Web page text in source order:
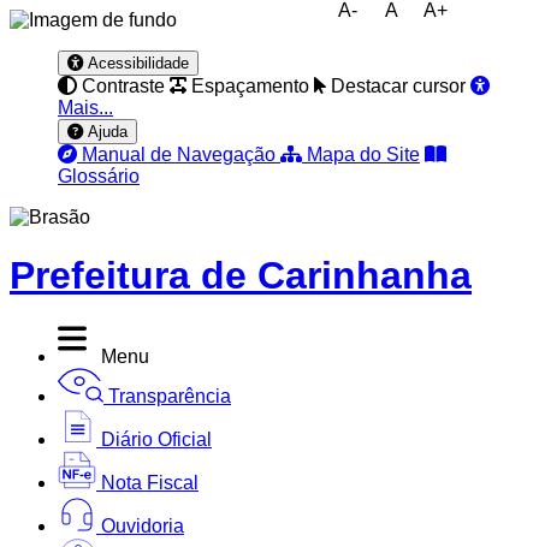
A- A A+
Acessibilidade
Contraste Espaçamento
Destacar cursor
Mais...
Ajuda
Manual de Navegação
Mapa do Site
Glossário
Prefeitura de Carinhanha
Menu
Transparência
Diário Oficial
Nota Fiscal
Ouvidoria